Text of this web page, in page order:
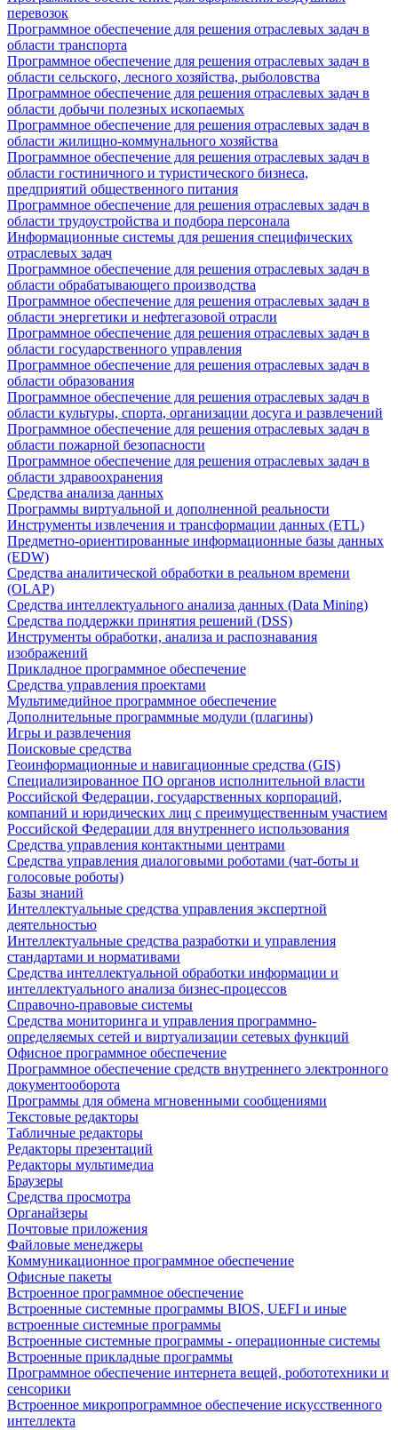
перевозок
Программное обеспечение для решения отраслевых задач в
области транспорта
Программное обеспечение для решения отраслевых задач в
области сельского, лесного хозяйства, рыболовства
Программное обеспечение для решения отраслевых задач в
области добычи полезных ископаемых
Программное обеспечение для решения отраслевых задач в
области жилищно-коммунального хозяйства
Программное обеспечение для решения отраслевых задач в
области гостиничного и туристического бизнеса,
предприятий общественного питания
Программное обеспечение для решения отраслевых задач в
области трудоустройства и подбора персонала
Информационные системы для решения специфических
отраслевых задач
Программное обеспечение для решения отраслевых задач в
области обрабатывающего производства
Программное обеспечение для решения отраслевых задач в
области энергетики и нефтегазовой отрасли
Программное обеспечение для решения отраслевых задач в
области государственного управления
Программное обеспечение для решения отраслевых задач в
области образования
Программное обеспечение для решения отраслевых задач в
области культуры, спорта, организации досуга и развлечений
Программное обеспечение для решения отраслевых задач в
области пожарной безопасности
Программное обеспечение для решения отраслевых задач в
области здравоохранения
Средства анализа данных
Программы виртуальной и дополненной реальности
Инструменты извлечения и трансформации данных (ETL)
Предметно-ориентированные информационные базы данных
(EDW)
Средства аналитической обработки в реальном времени
(OLAP)
Средства интеллектуального анализа данных (Data Mining)
Средства поддержки принятия решений (DSS)
Инструменты обработки, анализа и распознавания
изображений
Прикладное программное обеспечение
Средства управления проектами
Мультимедийное программное обеспечение
Дополнительные программные модули (плагины)
Игры и развлечения
Поисковые средства
Геоинформационные и навигационные средства (GIS)
Специализированное ПО органов исполнительной власти
Российской Федерации, государственных корпораций,
компаний и юридических лиц с преимущественным участием
Российской Федерации для внутреннего использования
Средства управления контактными центрами
Средства управления диалоговыми роботами (чат-боты и
голосовые роботы)
Базы знаний
Интеллектуальные средства управления экспертной
деятельностью
Интеллектуальные средства разработки и управления
стандартами и нормативами
Средства интеллектуальной обработки информации и
интеллектуального анализа бизнес-процессов
Справочно-правовые системы
Средства мониторинга и управления программно-
определяемых сетей и виртуализации сетевых функций
Офисное программное обеспечение
Программное обеспечение средств внутреннего электронного
документооборота
Программы для обмена мгновенными сообщениями
Текстовые редакторы
Табличные редакторы
Редакторы презентаций
Редакторы мультимедиа
Браузеры
Средства просмотра
Органайзеры
Почтовые приложения
Файловые менеджеры
Коммуникационное программное обеспечение
Офисные пакеты
Встроенное программное обеспечение
Встроенные системные программы BIOS, UEFI и иные
встроенные системные программы
Встроенные системные программы - операционные системы
Встроенные прикладные программы
Программное обеспечение интернета вещей, робототехники и
сенсорики
Встроенное микропрограммное обеспечение искусственного
интеллекта